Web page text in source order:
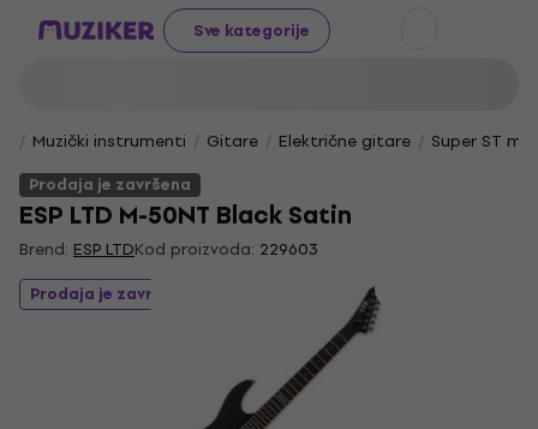
Sve kategorije
Muzički instrumenti Gitare Električne gitare
Super ST
Prodaja je završena
ESP LTD M-50NT Black Satin
Brend: ESP LTDKod proizvoda: 229603
Prodaja je završena